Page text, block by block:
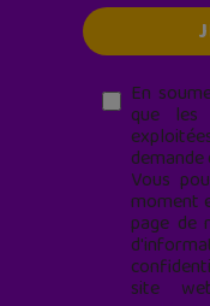
En
que les
Vous
moment
page de
site